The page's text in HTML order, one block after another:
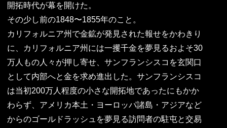
開拓時代が幕を開けた。
その少し前の1848〜1855年のこと。
カリフォルニア州で金鉱が発見された報せをかわきり
に、カリフォルニア州には一攫千金を夢見るおよそ30
万人もの人々が押し寄せ、サンフランシスコを玄関口
として内部へと金を求め進出した。サンフランシスコ
は当初200万人程度の小さな開拓地であったにもかか
わらず、アメリカ本土・ヨーロッパ諸島・アジアなど
からのゴールドラッシュを夢見る訪問者の駐屯と交易